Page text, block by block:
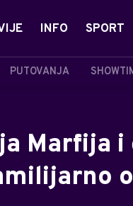
INFO SPORT
PUTOVANJA
Marfija